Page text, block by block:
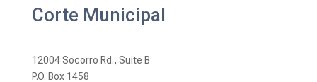
Corte Municipal
12004 Socorro Rd., Suite B
P.O. Box 1458